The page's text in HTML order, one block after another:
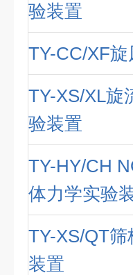
验装置
TY-CC/XF
TY-XS/XL旋
验装置
TY-HY/CH
体力学实验
TY-XS/QT
装置